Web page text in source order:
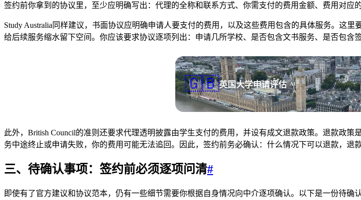
签约前你拿到的协议里，至少应明确写出：代理的全称和联系方式、你需支付的费用金额、费用对应
Study Australia同样建议，书面协议应明确申请人要支付的费用，以及这些费用包含的具体服务。这
给后续服务缩水留下空间。你应该要求协议逐项列出：申请几所学校、是否包含文书服务、是否包含
🇬🇧英国大学申请评估 AI
此外，British Council的准则还要求代理透明披露由学生支付的费用，并设有成文退款政策。退款政
务中途终止或申请失败，你的费用可能无法追回。因此，签约前务必确认：什么情况下可以退款，退
三、待确认事项：签约前必须逐项问清#
即使有了官方建议和协议范本，仍有一些细节需要你根据自身情况向中介逐项确认。以下是一份待确